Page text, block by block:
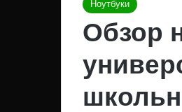
Ноутбуки
Обзор